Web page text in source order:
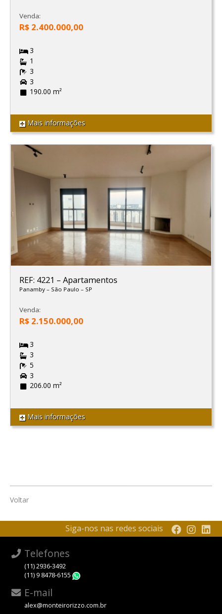
Venda:
R$ 2.400.000,00
3
1
3
3
190.00 m²
Mais informações
REF: 4221 – Apartamentos
Panamby – São Paulo – SP
Venda:
R$ 2.150.000,00
3
3
5
3
206.00 m²
Mais informações
Voltar
Siga-nos nas redes sociais
Telefones
(11) 2936-3492
(11) 9 8478-6155
E-mail
alex@monteirorizzo.com.br